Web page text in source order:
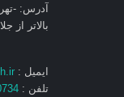
آدرس: -
بالاتر از
ایمیل :
تلفن :